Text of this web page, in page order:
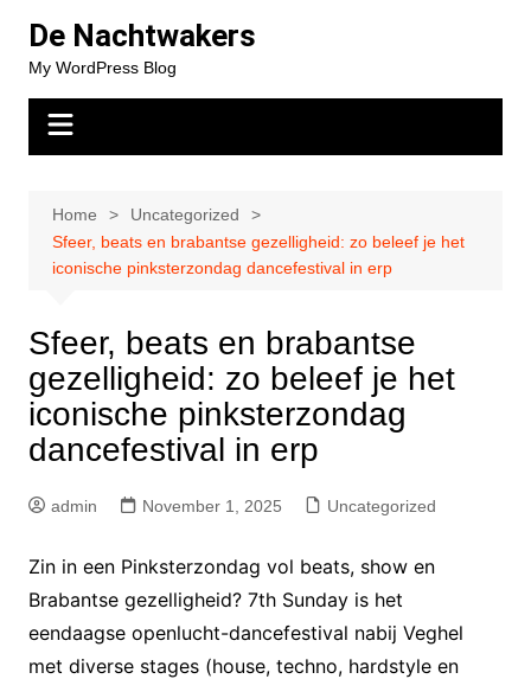
content
De Nachtwakers
My WordPress Blog
Home
Uncategorized
Sfeer, beats en brabantse gezelligheid: zo beleef je het
iconische pinksterzondag dancefestival in erp
Sfeer, beats en brabantse
gezelligheid: zo beleef je het
iconische pinksterzondag
dancefestival in erp
admin November 1, 2025 Uncategorized
Zin in een Pinksterzondag vol beats, show en
Brabantse gezelligheid? 7th Sunday is het
eendaagse openlucht-dancefestival nabij Veghel
met diverse stages (house, techno, hardstyle en